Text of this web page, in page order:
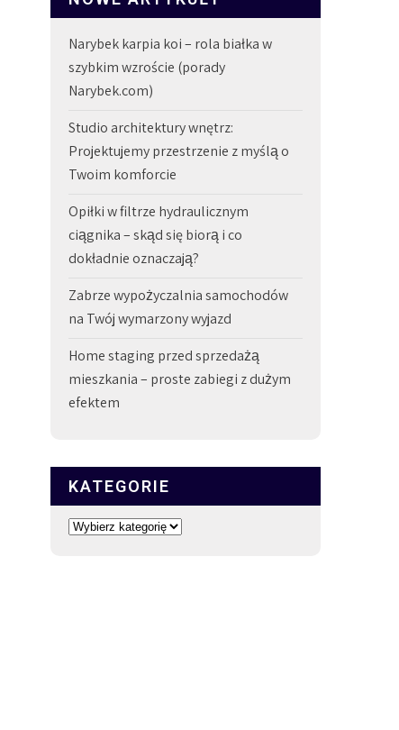
Narybek karpia koi – rola białka w
szybkim wzroście (porady
Narybek.com)
Studio architektury wnętrz:
Projektujemy przestrzenie z myślą o
Twoim komforcie
Opiłki w filtrze hydraulicznym
ciągnika – skąd się biorą i co
dokładnie oznaczają?
Zabrze wypożyczalnia samochodów
na Twój wymarzony wyjazd
Home staging przed sprzedażą
mieszkania – proste zabiegi z dużym
efektem
KATEGORIE
Kategorie